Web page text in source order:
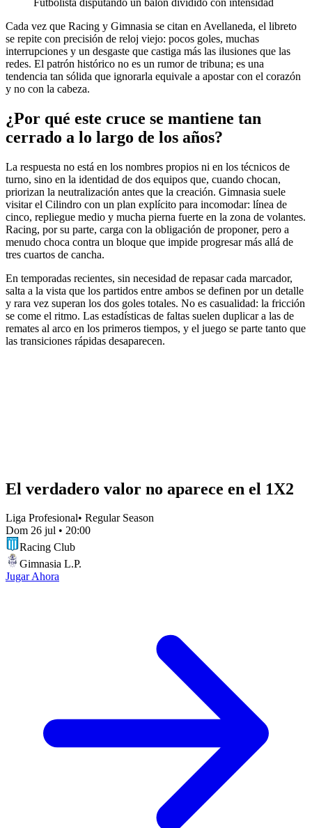
Cada vez que Racing y Gimnasia se citan en Avellaneda, el libreto
se repite con precisión de reloj viejo: pocos goles, muchas
interrupciones y un desgaste que castiga más las ilusiones que las
redes. El patrón histórico no es un rumor de tribuna; es una
tendencia tan sólida que ignorarla equivale a apostar con el corazón
y no con la cabeza.
¿Por qué este cruce se mantiene tan
cerrado a lo largo de los años?
La respuesta no está en los nombres propios ni en los técnicos de
turno, sino en la identidad de dos equipos que, cuando chocan,
priorizan la neutralización antes que la creación. Gimnasia suele
visitar el Cilindro con un plan explícito para incomodar: línea de
cinco, repliegue medio y mucha pierna fuerte en la zona de volantes.
Racing, por su parte, carga con la obligación de proponer, pero a
menudo choca contra un bloque que impide progresar más allá de
tres cuartos de cancha.
En temporadas recientes, sin necesidad de repasar cada marcador,
salta a la vista que los partidos entre ambos se definen por un detalle
y rara vez superan los dos goles totales. No es casualidad: la fricción
se come el ritmo. Las estadísticas de faltas suelen duplicar a las de
remates al arco en los primeros tiempos, y el juego se parte tanto que
las transiciones rápidas desaparecen.
El verdadero valor no aparece en el 1X2
Liga Profesional• Regular Season
Dom 26 jul • 20:00
Racing Club
Gimnasia L.P.
Jugar Ahora